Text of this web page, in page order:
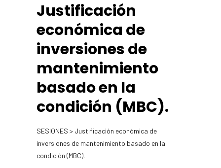
Justificación
económica de
inversiones de
mantenimiento
basado en la
condición (MBC).
SESIONES > Justificación económica de
inversiones de mantenimiento basado en la
condición (MBC).